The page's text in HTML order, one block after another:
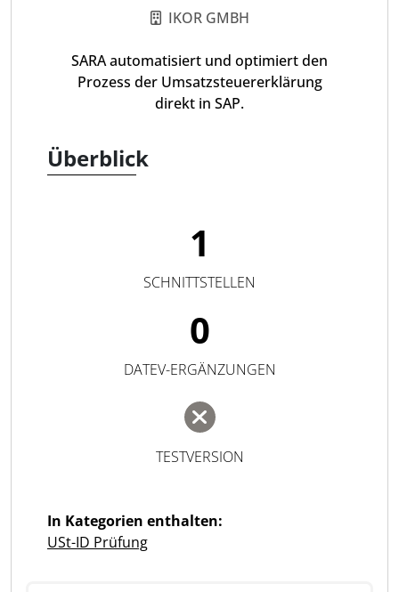
IKOR GMBH
SARA automatisiert und optimiert den
Prozess der Umsatzsteuererklärung
direkt in SAP.
Überblick
1
SCHNITTSTELLEN
0
DATEV-ERGÄNZUNGEN
TESTVERSION
In Kategorien enthalten:
USt-ID Prüfung